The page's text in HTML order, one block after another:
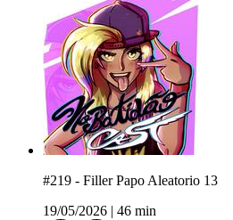
#219 - Filler Papo Aleatorio 13
19/05/2026
46 min